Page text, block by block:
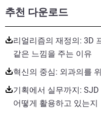
추천 다운로드
리얼리즘의 재정의: 3D
같은 느낌을 주는 이유
혁신의 중심: 외과의를
기획에서 실무까지:
어떻게 활용하고 있는지